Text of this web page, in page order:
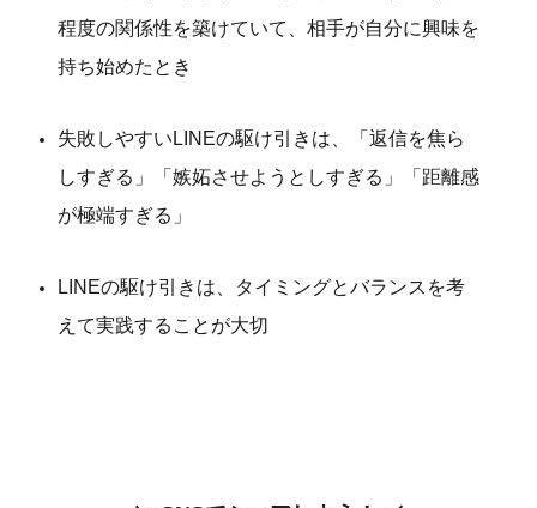
程度の関係性を築けていて、相手が自分に興味を
持ち始めたとき
失敗しやすいLINEの駆け引きは、「返信を焦ら
しすぎる」「嫉妬させようとしすぎる」「距離感
が極端すぎる」
LINEの駆け引きは、タイミングとバランスを考
えて実践することが大切